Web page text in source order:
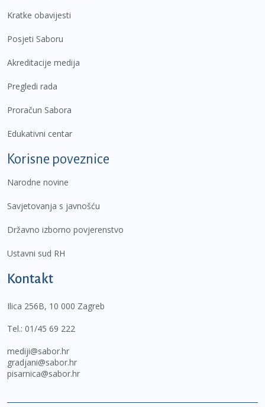
Kratke obavijesti
Posjeti Saboru
Akreditacije medija
Pregledi rada
Proračun Sabora
Edukativni centar
Korisne poveznice
Narodne novine
Savjetovanja s javnošću
Državno izborno povjerenstvo
Ustavni sud RH
Kontakt
Ilica 256B, 10 000 Zagreb
Tel.: 01/45 69 222
mediji@sabor.hr
gradjani@sabor.hr
pisarnica@sabor.hr